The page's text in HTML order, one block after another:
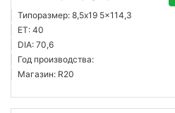
Типоразмер: 8,5x19 5x114,3
ET: 40
DIA: 70,6
Год производства:
Магазин: R20